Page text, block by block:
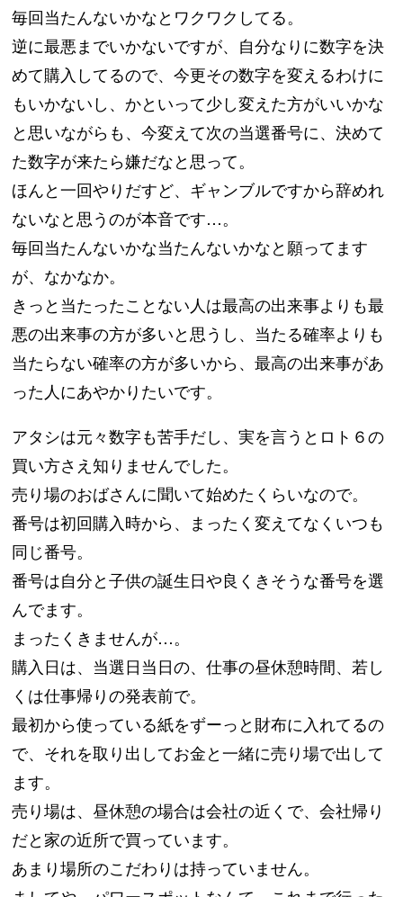
毎回当たんないかなとワクワクしてる。
逆に最悪までいかないですが、自分なりに数字を決
めて購入してるので、今更その数字を変えるわけに
もいかないし、かといって少し変えた方がいいかな
と思いながらも、今変えて次の当選番号に、決めて
た数字が来たら嫌だなと思って。
ほんと一回やりだすど、ギャンブルですから辞めれ
ないなと思うのが本音です…。
毎回当たんないかな当たんないかなと願ってます
が、なかなか。
きっと当たったことない人は最高の出来事よりも最
悪の出来事の方が多いと思うし、当たる確率よりも
当たらない確率の方が多いから、最高の出来事があ
った人にあやかりたいです。
アタシは元々数字も苦手だし、実を言うとロト６の
買い方さえ知りませんでした。
売り場のおばさんに聞いて始めたくらいなので。
番号は初回購入時から、まったく変えてなくいつも
同じ番号。
番号は自分と子供の誕生日や良くきそうな番号を選
んでます。
まったくきませんが…。
購入日は、当選日当日の、仕事の昼休憩時間、若し
くは仕事帰りの発表前で。
最初から使っている紙をずーっと財布に入れてるの
で、それを取り出してお金と一緒に売り場で出して
ます。
売り場は、昼休憩の場合は会社の近くで、会社帰り
だと家の近所で買っています。
あまり場所のこだわりは持っていません。